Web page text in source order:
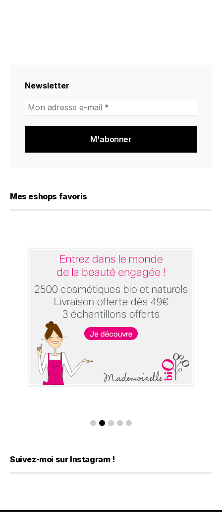
Newsletter
adresse
mail
Mes eshops favoris
Suivez-moi sur Instagram !